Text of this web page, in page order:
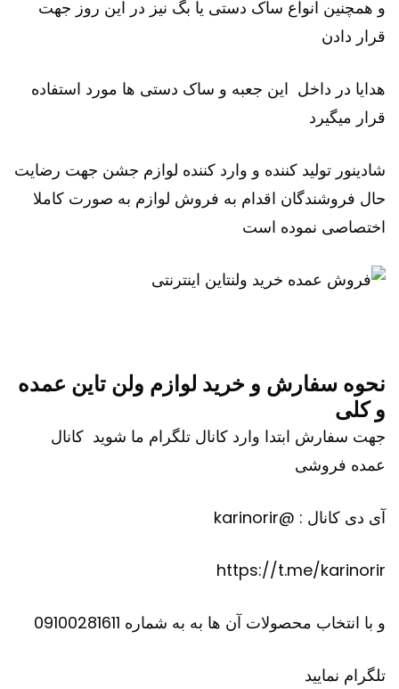
و همچنین انواع ساک دستی یا بگ نیز در این روز جهت
قرار دادن
هدایا در داخل این جعبه و ساک دستی ها مورد استفاده
قرار میگیرد
شادینور تولید کننده و وارد کننده لوازم جشن جهت رضایت
حال فروشندگان اقدام به فروش لوازم به صورت کاملا
اختصاصی نموده است
نحوه سفارش و خرید لوازم ولن تاین عمده
و کلی
جهت سفارش ابتدا وارد کانال تلگرام ما شوید کانال
عمده فروشی
آی دی کانال : @karinorir
https://t.me/karinorir
و با انتخاب محصولات آن ها به به شماره 09100281611
تلگرام نمایید